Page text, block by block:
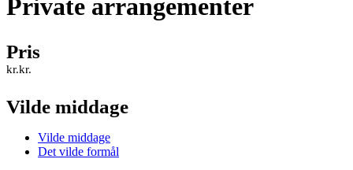
Private arrangementer
Pris
kr.kr.
Vilde middage
Vilde middage
Det vilde formål